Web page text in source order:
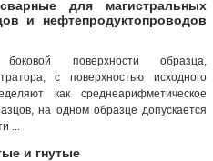
для магистральных
и нефтепродуктопроводов
поверхности образца,
с поверхностью исходного
как среднеарифметическое
на одном образце допускается
...
и гнутые